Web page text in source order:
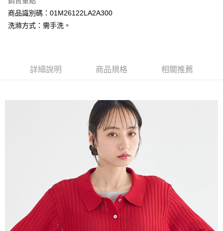
大哥付你分期
相關說明
【大哥付你分期使用說明】
成交易。
3.實際核准額度、可分期數及費用金額請依後續交易確認頁面所載為準。
1.分期款項不併入電信帳單，「大哥付你分期」於每月結算日後寄送繳費提
2.透過簡訊連結打開帳單後，可選擇「超商條碼／台灣大直營門市／銀行轉
帳／街口支付／iPASS MONEY」等通路繳費。
1.本服務係由「台灣大哥大股份有限公司」（以下簡稱本公司）所提供，讓
用戶於交易時，得透過本服務購買商品或服務，並由商店將買賣／分期付款
買賣價金債權讓與本公司後，依約使用本公司帳單繳交帳款。
2.基於同意付款使用「大哥付你分期」之契約關係目的，商店將以您的個人
資料（包含姓名、電話或地址）提供予台灣大哥大進項蒐集、處理及利用，
由本公司與您本人進行分期帳單所需資料之確認、核對及更正。
3.完整用戶服務條款，請詳閱以下連結：
https://oppay.tw/userRule
AFTEE先享後付是「在收到商品之後才付款」的支付方式。 讓您購物簡單
３．安心：先確認商品／服務後，再付款。
【「AFTEE先享後付」結帳流程】
１．於結帳方式選擇「AFTEE先享後付」後，將跳轉至「AFTEE先享後付」
結帳頁面，進行簡訊認證並確認金額後，即可完成結帳。
２．訂單成立數日內，您將收到繳費通知簡訊。
３．收到繳費通知簡訊後14天內，點擊此簡訊中的連結，可透過四大超商／
ATM／網路銀行／等多元方式進行付款，方視為交易完成。
※ 請注意：結帳手續完成當下不需立刻繳費，但若您需要取消訂單，請聯絡
購買商品的店家。未經商家同意取消之訂單仍視為有效，需透過AFTEE先享
後付繳納相關費用。
※ 交易是否成功請以「AFTEE先享後付 」之結帳頁面顯示為準，若有關於
是否繳費成功／繳費後需取消欲退款等相關疑問，請聯繫「AFTEE先享後付
客戶支援中心」https://netprotections.freshdesk.com/support/home
ATM付款
每筆NT$60，滿NT$1,500(含以上)免運費
每筆NT$60，滿NT$1,500(含以上)免運費
每筆NT$60，滿NT$1,500(含以上)免運費
萊爾富純取貨
每筆NT$60，滿NT$1,500(含以上)免運費
商品識別碼：01M26122LA2A300
洗滌方式：需手洗。
詳細說明 商品規格 相關推薦